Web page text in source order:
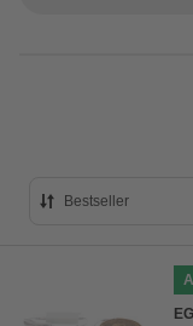
Bestseller
Preis